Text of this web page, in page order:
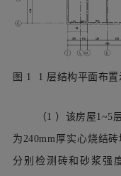
图 1 1 层结构平面布置
（1 ）该房屋1~5
为240mm厚实心烧结
分别检测砖和砂浆强